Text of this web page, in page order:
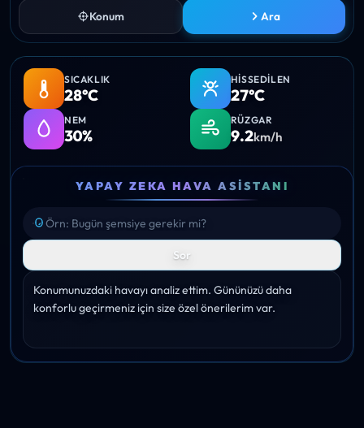
Konum Ara
SICAKLIK
28°C
HISSEDILEN
27°C
NEM
30%
RÜZGAR
9.2km/h
YAPAY ZEKA HAVA ASISTANI
Sor
Konumunuzdaki havayı analiz ettim. Gününüzü daha
konforlu geçirmeniz için size özel önerilerim var.